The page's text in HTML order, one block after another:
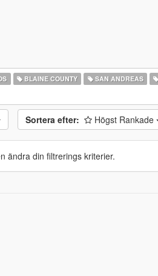
BLAINE COUNTY SAN ANDREAS
Sortera efter: Högst Rankade
ändra din filtrerings kriterier.